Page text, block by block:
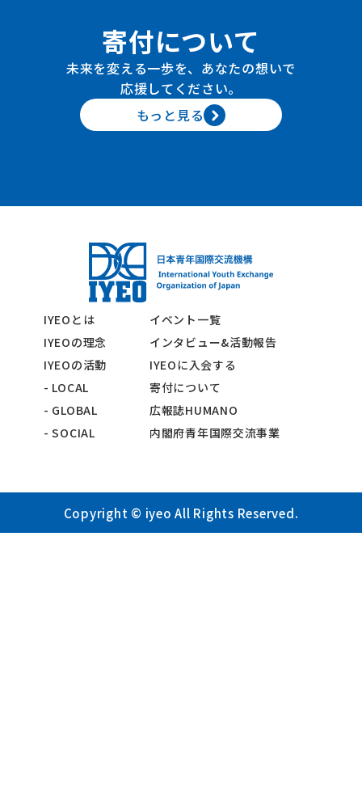
寄付について
未来を変える一歩を、あなたの想いで
応援してください。
もっと見る
IYEOとは
イベント一覧
IYEOの理念
インタビュー&活動報告
IYEOの活動
IYEOに入会する
- LOCAL
寄付について
- GLOBAL
広報誌HUMANO
- SOCIAL
内閣府青年国際交流事業
Copyright © iyeo All Rights Reserved.